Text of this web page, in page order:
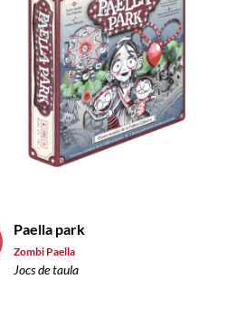
Paella park
Zombi Paella
Jocs de taula